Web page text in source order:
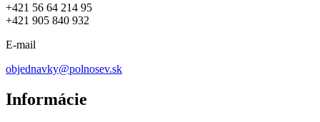
+421 56 64 214 95
+421 905 840 932
E-mail
objednavky@polnosev.sk
Informácie